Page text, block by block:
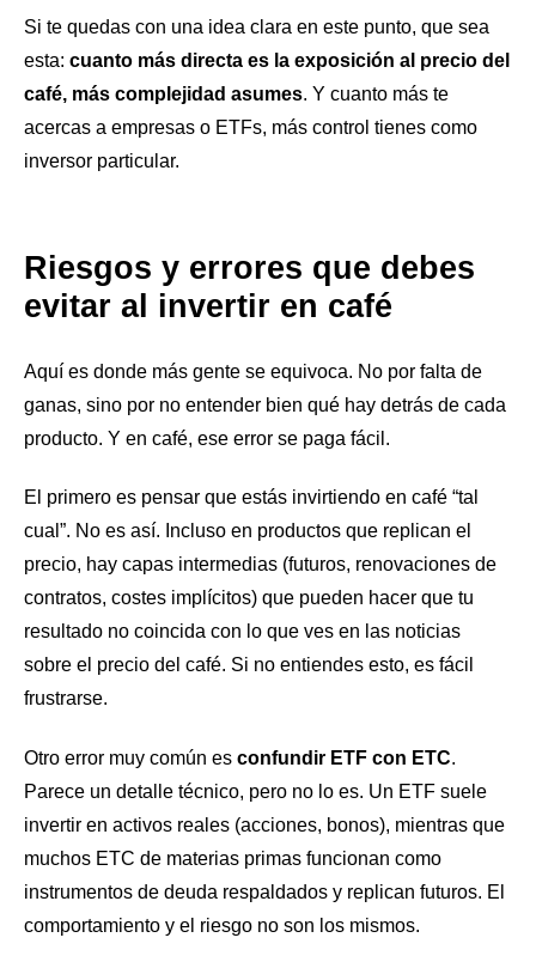
Si te quedas con una idea clara en este punto, que sea
esta: cuanto más directa es la exposición al precio del
café, más complejidad asumes. Y cuanto más te
acercas a empresas o ETFs, más control tienes como
inversor particular.
Riesgos y errores que debes
evitar al invertir en café
Aquí es donde más gente se equivoca. No por falta de
ganas, sino por no entender bien qué hay detrás de cada
producto. Y en café, ese error se paga fácil.
El primero es pensar que estás invirtiendo en café “tal
cual”. No es así. Incluso en productos que replican el
precio, hay capas intermedias (futuros, renovaciones de
contratos, costes implícitos) que pueden hacer que tu
resultado no coincida con lo que ves en las noticias
sobre el precio del café. Si no entiendes esto, es fácil
frustrarse.
Otro error muy común es confundir ETF con ETC.
Parece un detalle técnico, pero no lo es. Un ETF suele
invertir en activos reales (acciones, bonos), mientras que
muchos ETC de materias primas funcionan como
instrumentos de deuda respaldados y replican futuros. El
comportamiento y el riesgo no son los mismos.